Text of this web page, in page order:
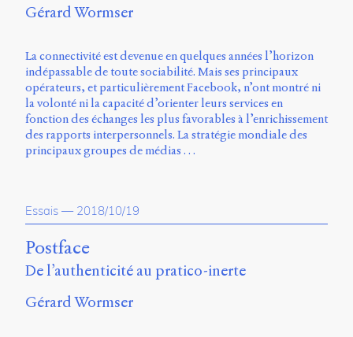
Moyne
J4K
0B7
Canada
ISSN
2104-
3272
0.1
(2020/03)
Typographies
Jannon
Gérard Wormser
La connectivité est devenue en quelques années l’horizon
indépassable de toute sociabilité. Mais ses principaux
opérateurs, et particulièrement Facebook, n’ont montré ni
la volonté ni la capacité d’orienter leurs services en
fonction des échanges les plus favorables à l’enrichissement
des rapports interpersonnels. La stratégie mondiale des
principaux groupes de médias …
Essais — 2018/10/19
Postface
De l’authenticité au pratico-inerte
Gérard Wormser